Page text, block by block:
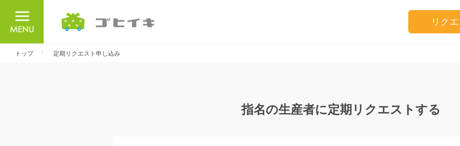
リク
トップ 定期リクエスト申し込み
指名の生産者に定期リクエストする